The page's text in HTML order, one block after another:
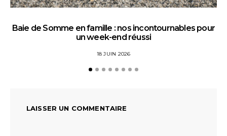
Baie de Somme en famille : nos incontournables pour
un week-end réussi
18 JUIN 2026
LAISSER UN COMMENTAIRE